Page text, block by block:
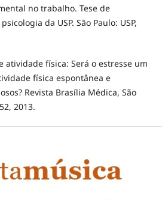
no trabalho. Tese de
da USP. São Paulo: USP,
atividade física: Será o estresse um
física espontânea e
Revista Brasília Médica, São
2013.